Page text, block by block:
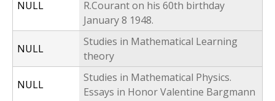
NULL
R.Courant on his 60th birthday
January 8 1948.
NULL
Studies in Mathematical Learning
theory
NULL
Studies in Mathematical Physics.
Essays in Honor Valentine Bargmann